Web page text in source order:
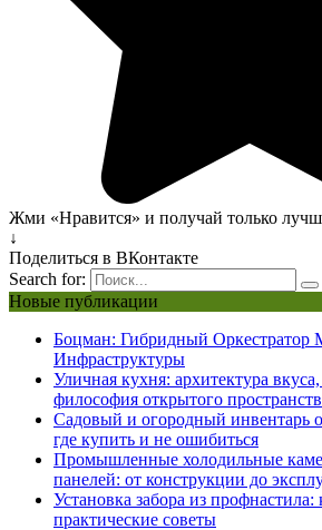
Жми «Нравится» и получай только
↓
Поделиться в ВКонтакте
Search for:
Новые публикации
Боцман: Гибридный Оркестратор
Инфраструктуры
Уличная кухня: архитектура
философия открытого
Садовый и огородный инвентарь
где купить и не ошибиться
Промышленные холодильные
панелей: от конструкции до
Установка забора из
практические советы